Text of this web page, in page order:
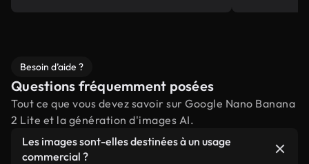
Besoin d’aide ?
Questions fréquemment posées
Tout ce que vous devez savoir sur Google Nano Banana
2 Lite et la génération d'images AI.
Les images sont-elles destinées à un usage
commercial ?